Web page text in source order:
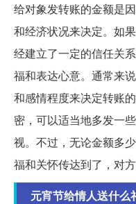
给对象发转账的金额是
和经济状况来决定。如
经建立了一定的信任关
福和表达心意。通常来
和感情程度来决定转账
密，可以适当地多发一
视。不过，无论金额多
福和关怀传达到了，对
元宵节给情人送什么